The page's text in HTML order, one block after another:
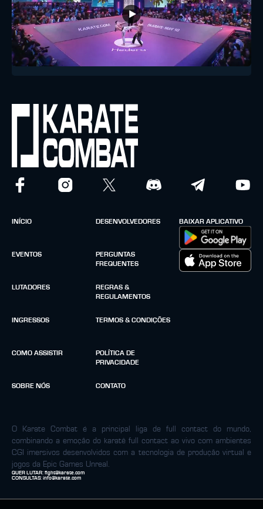
INÍCIO
EVENTOS
LUTADORES
INGRESSOS
COMO ASSISTIR
SOBRE NÓS
DESENVOLVEDORES
PERGUNTAS
FREQUENTES
REGRAS &
REGULAMENTOS
TERMOS & CONDIÇÕES
POLÍTICA DE
PRIVACIDADE
CONTATO
BAIXAR APLICATIVO
O Karate Combat é a principal liga de full contact do mundo,
combinando a emoção do karatê full contact ao vivo com ambientes
CGI imersivos desenvolvidos com a tecnologia de produção virtual e
jogos da Epic Games Unreal.
QUER LUTAR: fight@karate.com
CONSULTAS: info@karate.com